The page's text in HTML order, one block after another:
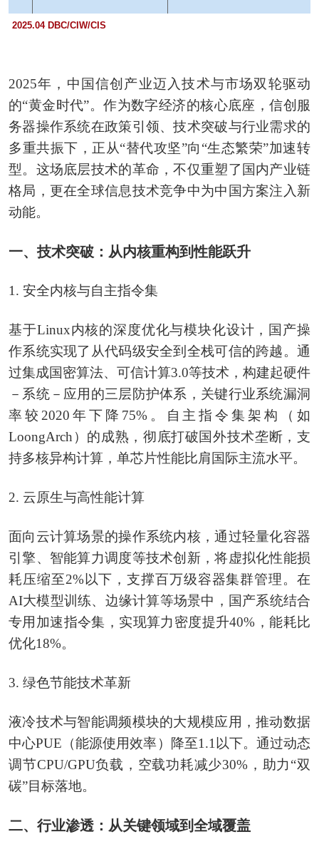
2025.04 DBC/CIW/CIS
2025年，中国信创产业迈入技术与市场双轮驱动
的“黄金时代”。作为数字经济的核心底座，信创服
务器操作系统在政策引领、技术突破与行业需求的
多重共振下，正从“替代攻坚”向“生态繁荣”加速转
型。这场底层技术的革命，不仅重塑了国内产业链
格局，更在全球信息技术竞争中为中国方案注入新
动能。
一、技术突破：从内核重构到性能跃升
1. 安全内核与自主指令集
基于Linux内核的深度优化与模块化设计，国产操
作系统实现了从代码级安全到全栈可信的跨越。通
过集成国密算法、可信计算3.0等技术，构建起硬件
－系统－应用的三层防护体系，关键行业系统漏洞
率较2020年下降75%。自主指令集架构（如
LoongArch）的成熟，彻底打破国外技术垄断，支
持多核异构计算，单芯片性能比肩国际主流水平。
2. 云原生与高性能计算
面向云计算场景的操作系统内核，通过轻量化容器
引擎、智能算力调度等技术创新，将虚拟化性能损
耗压缩至2%以下，支撑百万级容器集群管理。在
AI大模型训练、边缘计算等场景中，国产系统结合
专用加速指令集，实现算力密度提升40%，能耗比
优化18%。
3. 绿色节能技术革新
液冷技术与智能调频模块的大规模应用，推动数据
中心PUE（能源使用效率）降至1.1以下。通过动态
调节CPU/GPU负载，空载功耗减少30%，助力“双
碳”目标落地。
二、行业渗透：从关键领域到全域覆盖